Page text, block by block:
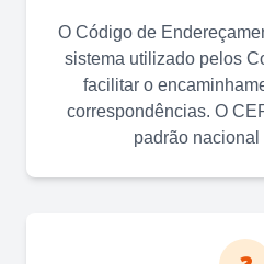
O Código de
sistema utilizado pelos
facilitar o
correspondências. O
padrão nacional